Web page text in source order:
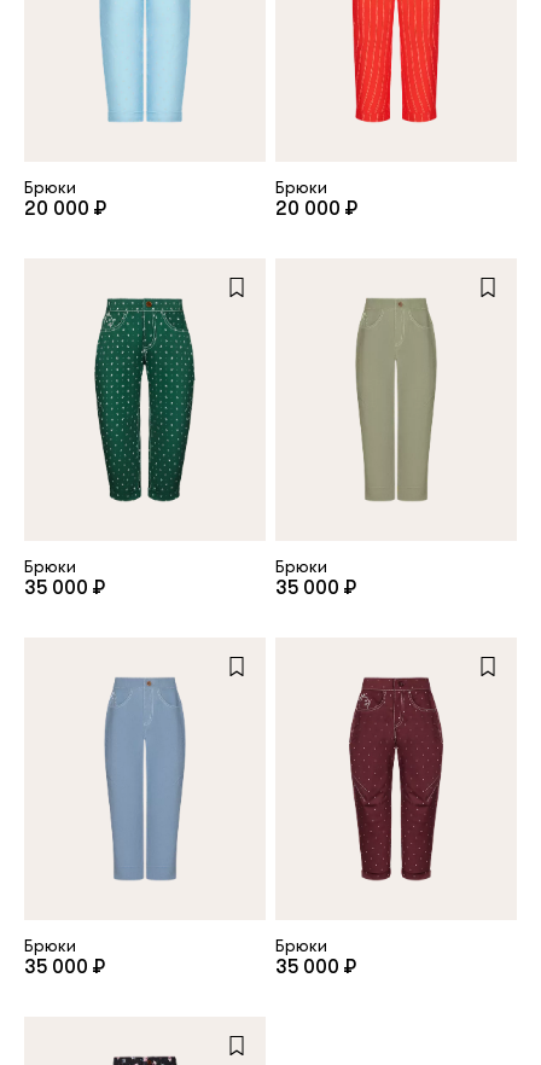
Подписаться на обновления
Нажимая на кнопку "Регистрация", вы соглашаетесь с
условиями
политики конфиденциальности
Зарегистрированный
Электронная почта
Пароль
Запомнить меня
Восстановить пароль
Брюки
20 000 ₽
Брюки
20 000 ₽
Брюки
35 000 ₽
Брюки
35 000 ₽
Брюки
35 000 ₽
Брюки
35 000 ₽